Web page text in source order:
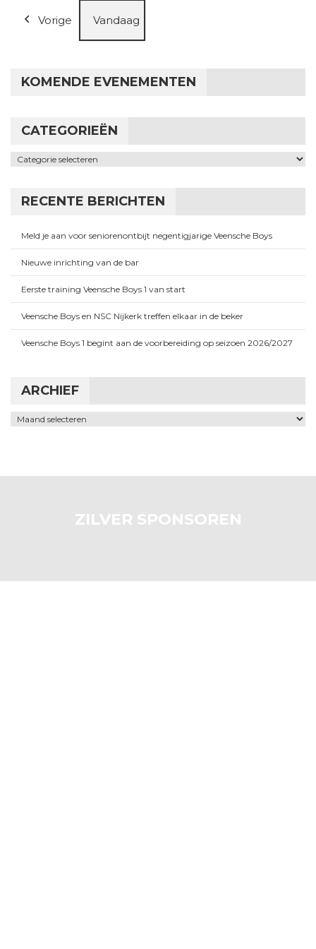
Vorige Vandaag
KOMENDE EVENEMENTEN
CATEGORIEËN
Categorieën
RECENTE BERICHTEN
Meld je aan voor seniorenontbijt negentigjarige Veensche Boys
Nieuwe inrichting van de bar
Eerste training Veensche Boys 1 van start
Veensche Boys en NSC Nijkerk treffen elkaar in de beker
Veensche Boys 1 begint aan de voorbereiding op seizoen 2026/2027
ARCHIEF
Archief
ZILVER SPONSOREN